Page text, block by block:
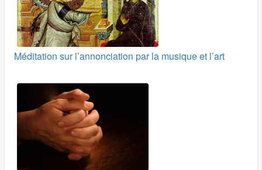
Méditation sur l’annonciation par la musique et l’art